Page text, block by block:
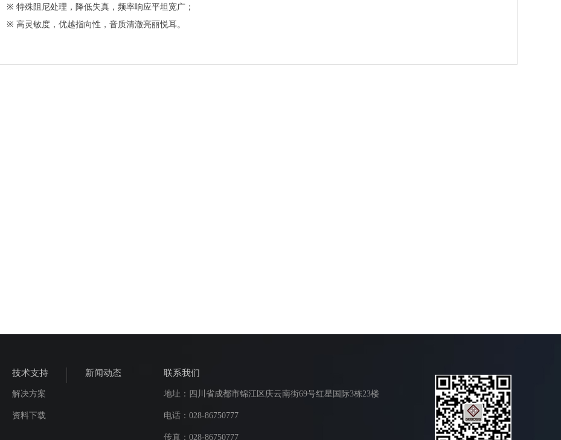
※ 特殊阻尼处理，降低失真，频率响应平坦宽广；
※ 高灵敏度，优越指向性，音质清澈亮丽悦耳。
技术支持
解决方案
资料下载
新闻动态 联系我们
地址：四川省成都市锦江区庆云南街69号红星国际3栋23楼
电话：028-86750777
传真：028-86750777